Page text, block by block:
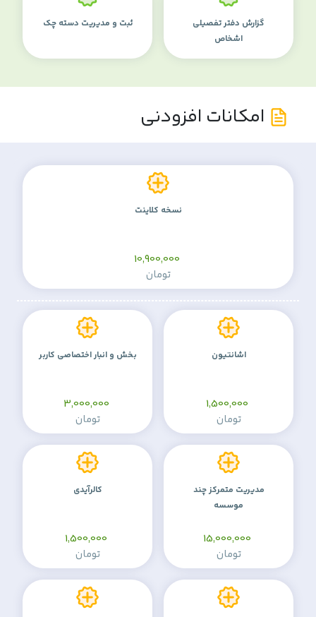
گزارش دفتر تفصیلی
اشخاص
ثبت و مدیریت دسته چک
امکانات افزودنی
اشانتیون
تومان
بخش و انبار اختصاصی کاربر
تومان
مدیریت متمرکز چند
موسسه
تومان
کالرآیدی
تومان
نسخه کلاینت
تومان